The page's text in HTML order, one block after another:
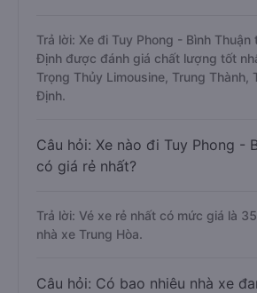
Trả lời: Xe đi Tuy Phong - Bình
Định được đánh giá chất lượng tốt
Trọng Thủy Limousine, Trung Thành,
Định.
Câu hỏi: Xe nào đi Tuy Phong -
có giá rẻ nhất?
Trả lời: Vé xe rẻ nhất có mức giá là
nhà xe Trung Hòa.
Câu hỏi: Có bao nhiêu nhà xe